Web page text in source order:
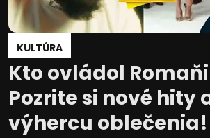
KULTÚRA
Kto ovládol
Pozrite si nové hity
výhercu oblečenia!
Vývoj a zlepšovanie služieb
Použitie obmedzených údajov na
obsahu
Špeciálne funkcie IAB:
Používanie presných údajov o
geografickej polohe